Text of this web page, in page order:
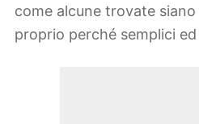
come alcune trovate
proprio perché semplici